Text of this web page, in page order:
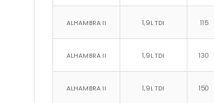
ALHAMBRA II 1,9L TDI 115
ALHAMBRA II 1,9L TDI 130
ALHAMBRA II 1,9L TDI 150